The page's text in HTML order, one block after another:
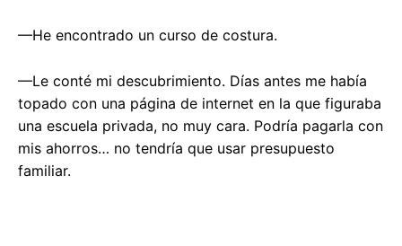
—He encontrado un curso de costura.
—Le conté mi descubrimiento. Días antes me había
topado con una página de internet en la que figuraba
una escuela privada, no muy cara. Podría pagarla con
mis ahorros… no tendría que usar presupuesto
familiar.